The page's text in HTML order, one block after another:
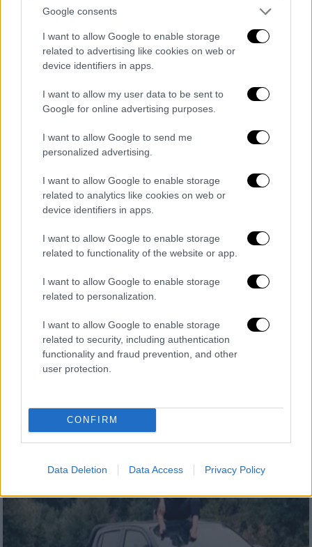
Google consents
I want to allow Google to enable storage
related to advertising like cookies on web or
device identifiers in apps.
I want to allow my user data to be sent to
Google for online advertising purposes.
I want to allow Google to send me
personalized advertising.
I want to allow Google to enable storage
related to analytics like cookies on web or
device identifiers in apps.
I want to allow Google to enable storage
related to functionality of the website or app.
I want to allow Google to enable storage
related to personalization.
I want to allow Google to enable storage
related to security, including authentication
functionality and fraud prevention, and other
user protection.
CONFIRM
Data Deletion Data Access Privacy Policy
Το συγκινητικό μήνυμά του
Προ των πυλών η κακοκαιρία Bogdan
ανεμοστρόβιλους: Επί ποδός η Πολιτική
Προστασία
Προσοχή συνιστούν οι Αρχές - Μήνυμα από